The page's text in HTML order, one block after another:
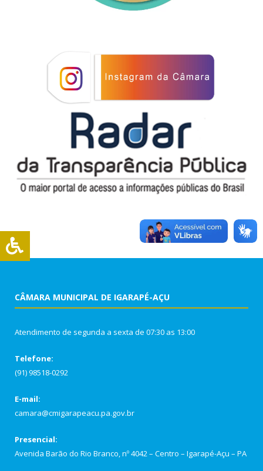
CÂMARA MUNICIPAL DE IGARAPÉ-AÇU
Atendimento de segunda a sexta de 07:30 as 13:00
Telefone:
(91) 98518-0292
E-mail:
camara@cmigarapeacu.pa.gov.br
Presencial:
Avenida Barão do Rio Branco, nº 4042 – Centro – Igarapé-Açu – PA